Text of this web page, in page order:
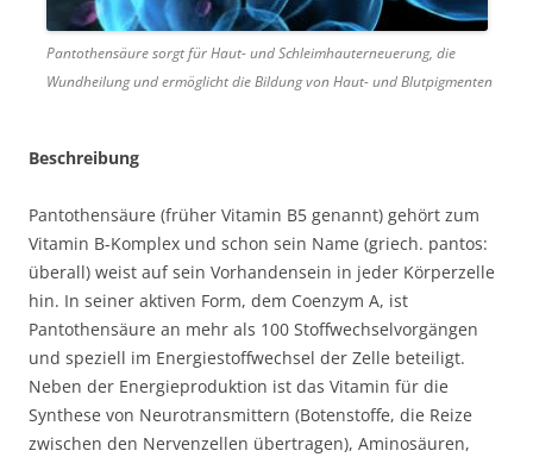
Pantothensäure sorgt für Haut- und Schleimhauterneuerung, die
Wundheilung und ermöglicht die Bildung von Haut- und Blutpigmenten
Beschreibung
Pantothensäure (früher Vitamin B5 genannt) gehört zum
Vitamin B-Komplex und schon sein Name (griech. pantos:
überall) weist auf sein Vorhandensein in jeder Körperzelle
hin. In seiner aktiven Form, dem Coenzym A, ist
Pantothensäure an mehr als 100 Stoffwechselvorgängen
und speziell im Energiestoffwechsel der Zelle beteiligt.
Neben der Energieproduktion ist das Vitamin für die
Synthese von Neurotransmittern (Botenstoffe, die Reize
zwischen den Nervenzellen übertragen), Aminosäuren,